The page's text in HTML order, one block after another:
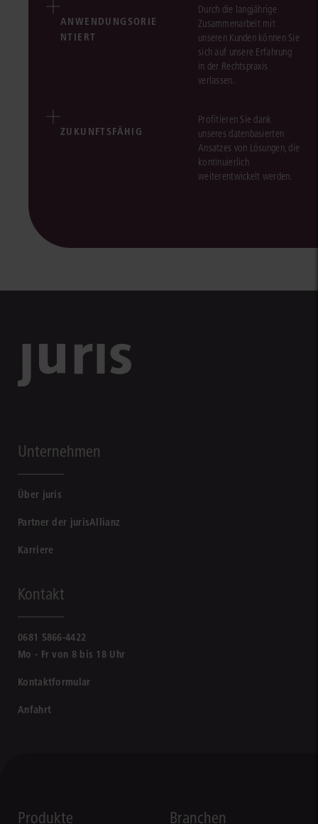
ANWENDUNGSORIE
NTIERT
Durch die langjährige
Zusammenarbeit mit
unseren Kunden können Sie
sich auf unsere Erfahrung
in der Rechtspraxis
verlassen.
ZUKUNFTSFÄHIG
Profitieren Sie dank
unseres datenbasierten
Ansatzes von Lösungen, die
kontinuierlich
weiterentwickelt werden.
Unternehmen
Über juris
Partner der jurisAllianz
Karriere
Kontakt
0681 5866-4422
Mo - Fr von 8 bis 18 Uhr
Kontaktformular
Anfahrt
Produkte Branchen